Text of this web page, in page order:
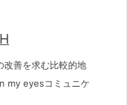
改善を求む比較的地
my eyesコミュニケ